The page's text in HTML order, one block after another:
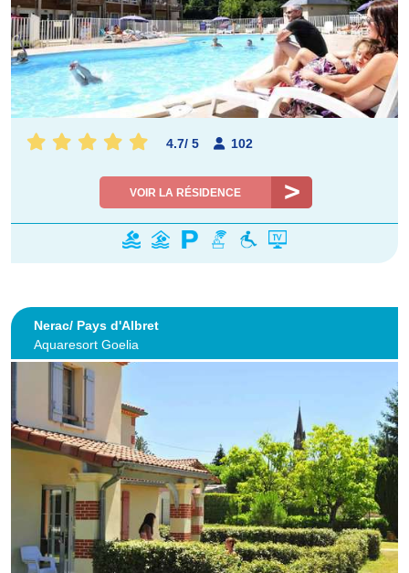
4.7/ 5 102
VOIR LA RÉSIDENCE
Nerac/ Pays d'Albret
Aquaresort Goelia